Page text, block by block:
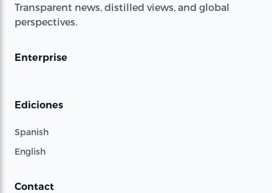
Transparent news, distilled views, and global
perspectives.
Enterprise
Ediciones
Spanish
English
Contact